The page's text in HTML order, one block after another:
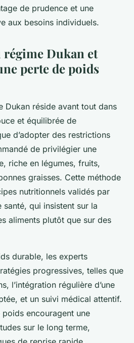
de prudence et une
aux besoins individuels.
Dukan et
perte de poids
Dukan réside avant tout dans
et équilibrée de
d’adopter des restrictions
de privilégier une
riche en légumes, fruits,
graisses. Cette méthode
nutritionnels validés par
qui insistent sur la
aliments plutôt que sur des
durable, les experts
progressives, telles que
l’intégration régulière d’une
et un suivi médical attentif.
encouragent une
sur le long terme,